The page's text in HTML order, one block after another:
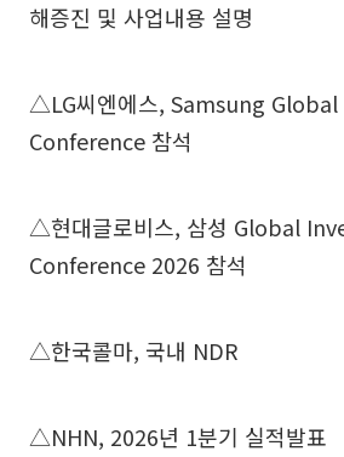
해증진 및 사업내용 설명
△LG씨엔에스, Samsung
Conference 참석
△현대글로비스, 삼성 Global
Conference 2026 참석
△한국콜마, 국내 NDR
△NHN, 2026년 1분기 실적발표